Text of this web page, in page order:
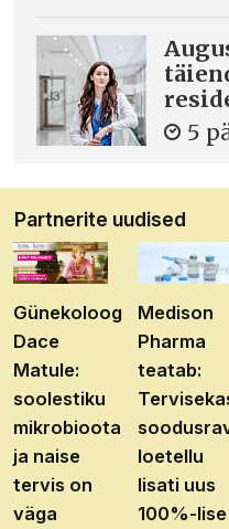
5
Partnerite uudised
Günekoloog
Dace
Matule:
soolestiku
mikrobioota
ja naise
tervis on
väga
Medison
Pharma
teatab:
loetellu
lisati uus
100%-lise